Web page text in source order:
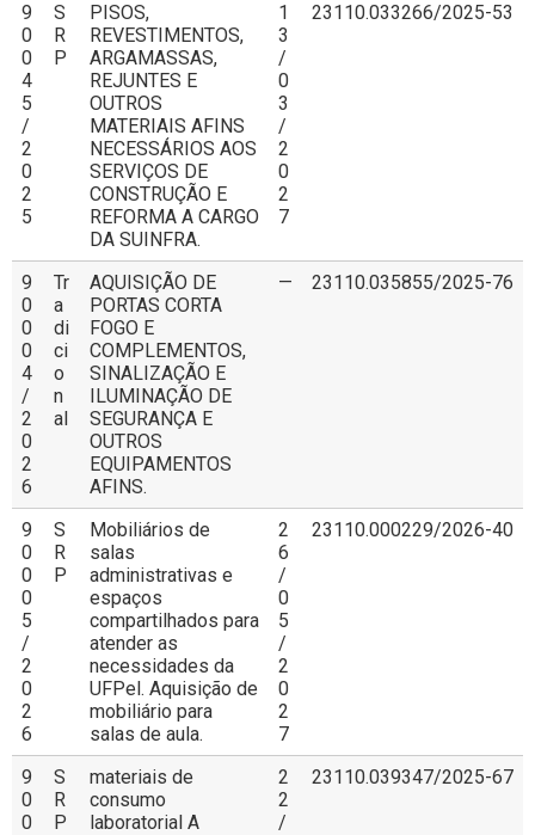
9
0
0
4
5
/
2
0
2
5
S
R
P
PISOS,
REVESTIMENTOS,
ARGAMASSAS,
REJUNTES E
OUTROS
MATERIAIS AFINS
NECESSÁRIOS AOS
SERVIÇOS DE
CONSTRUÇÃO E
REFORMA A CARGO
DA SUINFRA.
1
3
/
0
3
/
2
0
2
7
23110.033266/2025-53
9
0
0
0
4
/
2
0
2
6
Tr
a
di
ci
o
n
al
AQUISIÇÃO DE
PORTAS CORTA
FOGO E
COMPLEMENTOS,
SINALIZAÇÃO E
ILUMINAÇÃO DE
SEGURANÇA E
OUTROS
EQUIPAMENTOS
AFINS.
— 23110.035855/2025-76
9
0
0
0
5
/
2
0
2
6
S
R
P
Mobiliários de
salas
administrativas e
espaços
compartilhados para
atender as
necessidades da
UFPel. Aquisição de
mobiliário para
salas de aula.
2
6
/
0
5
/
2
0
2
7
23110.000229/2026-40
9
0
0
S
R
P
materiais de
consumo
laboratorial A
2
2
/
23110.039347/2025-67